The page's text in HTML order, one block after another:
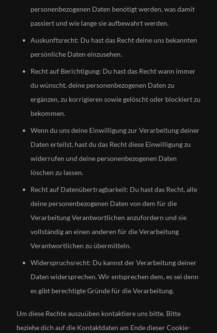
personenbezogenen Daten benötigt werden, was damit
passiert und wie lange sie aufbewahrt werden.
Auskunftsrecht: Du hast das Recht deine uns bekannten
persönliche Daten einzusehen.
Recht auf Berichtigung: Du hast das Recht wann immer
du wünscht, deine personenbezogenen Daten zu
ergänzen, zu korrigieren sowie gelöscht oder blockiert zu
bekommen.
Wenn du uns deine Einwilligung zur Verarbeitung deiner
Daten erteilst, hast du das Recht diese Einwilligung zu
widerrufen und deine personenbezogenen Daten
löschen zu lassen.
Recht auf Datenübertragbarkeit: Du hast das Recht, alle
deine personenbezogenen Daten von dem für die
Verarbeitung Verantwortlichen anzufordern und sie
vollständig an einen anderen für die Verarbeitung
Verantwortlichen zu übermitteln.
Widerspruchsrecht: Du kannst der Verarbeitung deiner
Daten widersprechen. Wir entsprechen dem, es sei denn
es gibt berechtigte Gründe für die Verarbeitung.
Um diese Rechte auszuüben kontaktiere uns bitte. Bitte
beziehe dich auf die Kontaktdaten am Ende dieser Cookie-